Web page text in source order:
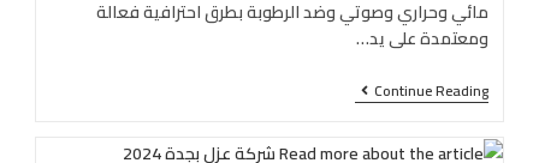
مائي وحراري وصوتي وضد الرطوبة بطرق احترافية فعالة
ومعتمدة على يد…
Continue Reading